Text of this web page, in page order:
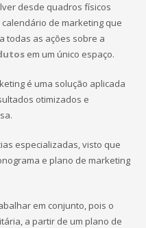
desde quadros físicos
de marketing que
todas as ações sobre a
em um único espaço.
é uma solução aplicada
otimizados e
especializadas, visto que
e plano de marketing
em conjunto, pois o
a partir de um plano de